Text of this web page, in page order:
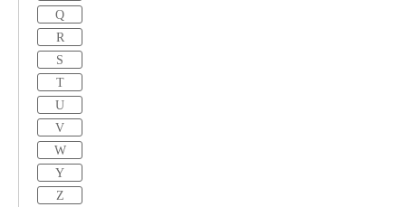
Q
R
S
T
U
V
W
Y
Z